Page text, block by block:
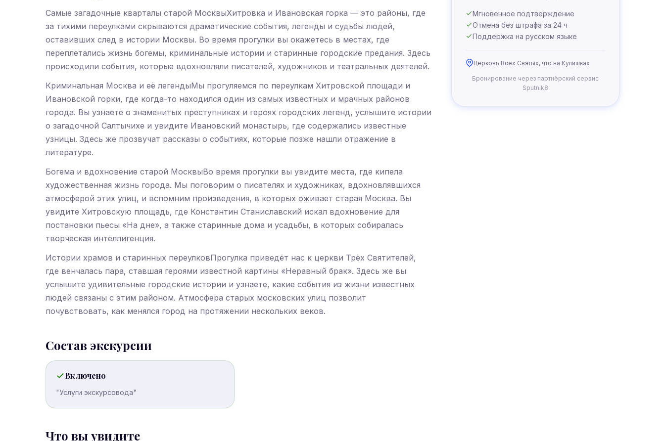
Самые загадочные кварталы старой МосквыХитровка и Ивановская горка — это районы, где
за тихими переулками скрываются драматические события, легенды и судьбы людей,
оставивших след в истории Москвы. Во время прогулки вы окажетесь в местах, где
переплетались жизнь богемы, криминальные истории и старинные городские предания. Здесь
происходили события, которые вдохновляли писателей, художников и театральных деятелей.
Криминальная Москва и её легендыМы прогуляемся по переулкам Хитровской площади и
Ивановской горки, где когда-то находился один из самых известных и мрачных районов
города. Вы узнаете о знаменитых преступниках и героях городских легенд, услышите истории
о загадочной Салтычихе и увидите Ивановский монастырь, где содержались известные
узницы. Здесь же прозвучат рассказы о событиях, которые позже нашли отражение в
литературе.
Богема и вдохновение старой МосквыВо время прогулки вы увидите места, где кипела
художественная жизнь города. Мы поговорим о писателях и художниках, вдохновлявшихся
атмосферой этих улиц, и вспомним произведения, в которых оживает старая Москва. Вы
увидите Хитровскую площадь, где Константин Станиславский искал вдохновение для
постановки пьесы «На дне», а также старинные дома и усадьбы, в которых собиралась
творческая интеллигенция.
Истории храмов и старинных переулковПрогулка приведёт нас к церкви Трёх Святителей,
где венчалась пара, ставшая героями известной картины «Неравный брак». Здесь же вы
услышите удивительные городские истории и узнаете, какие события из жизни известных
людей связаны с этим районом. Атмосфера старых московских улиц позволит
почувствовать, как менялся город на протяжении нескольких веков.
Состав экскурсии
Включено
"Услуги экскурсовода"
Что вы увидите
Мгновенное подтверждение
Отмена без штрафа за 24 ч
Поддержка на русском языке
Церковь Всех Святых, что на Кулишках
Бронирование через партнёрский сервис
Sputnik8